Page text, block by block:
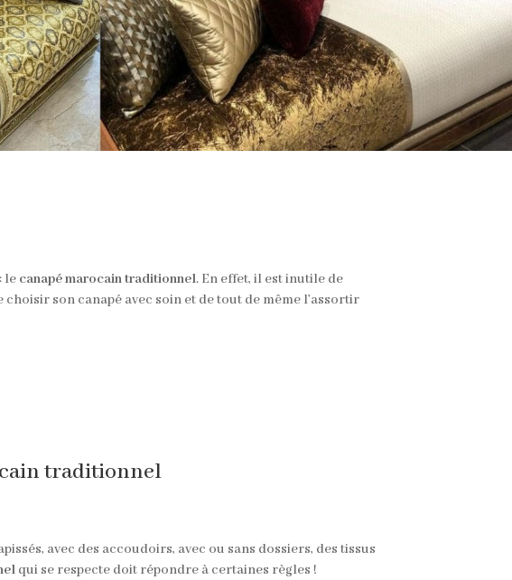
le canapé marocain traditionnel. En effet, il est inutile de
son canapé avec soin et de tout de même l’assortir
traditionnel
avec des accoudoirs, avec ou sans dossiers, des tissus
qui se respecte doit répondre à certaines règles !